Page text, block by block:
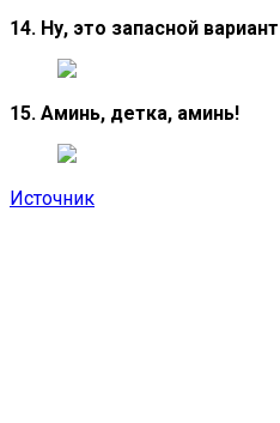
14. Ну, это запасной вариант
15. Аминь, детка, аминь!
Источник